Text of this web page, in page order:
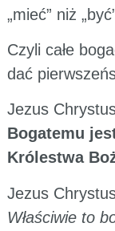
„mieć” niż
Czyli całe
dać
Jezus
Bogatemu
Królestwa
Jezus
Właściwie to